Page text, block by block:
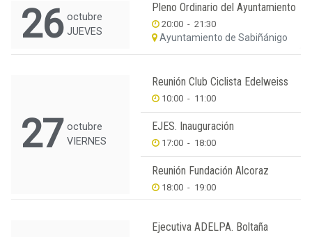
26 octubre
JUEVES
Pleno Ordinario del Ayuntamiento
20:00 - 21:30
Ayuntamiento de Sabiñánigo
27 octubre
VIERNES
Reunión Club Ciclista Edelweiss
10:00 - 11:00
EJES. Inauguración
17:00 - 18:00
Reunión Fundación Alcoraz
18:00 - 19:00
Ejecutiva ADELPA. Boltaña